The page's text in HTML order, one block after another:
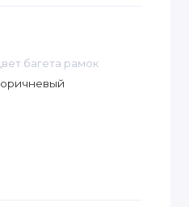
багета рамок